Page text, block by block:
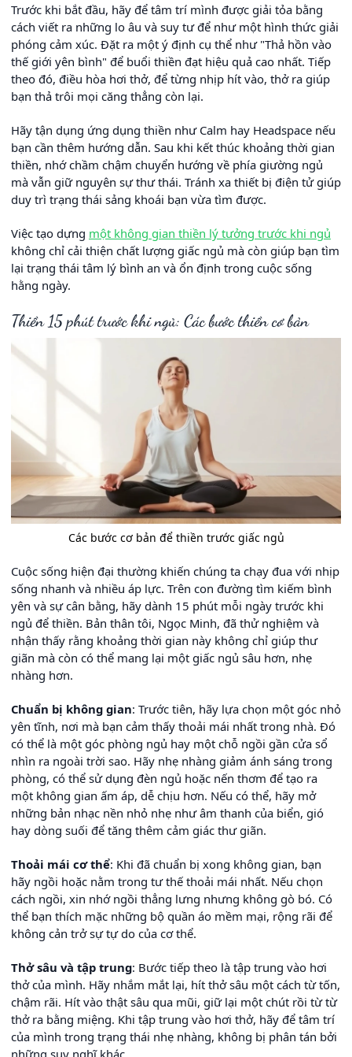
Trước khi bắt đầu, hãy để tâm trí mình được giải tỏa bằng
cách viết ra những lo âu và suy tư để như một hình thức giải
phóng cảm xúc. Đặt ra một ý định cụ thể như "Thả hồn vào
thế giới yên bình" để buổi thiền đạt hiệu quả cao nhất. Tiếp
theo đó, điều hòa hơi thở, để từng nhịp hít vào, thở ra giúp
bạn thả trôi mọi căng thẳng còn lại.
Hãy tận dụng ứng dụng thiền như Calm hay Headspace nếu
bạn cần thêm hướng dẫn. Sau khi kết thúc khoảng thời gian
thiền, nhớ chầm chậm chuyển hướng về phía giường ngủ
mà vẫn giữ nguyên sự thư thái. Tránh xa thiết bị điện tử giúp
duy trì trạng thái sảng khoái bạn vừa tìm được.
Việc tạo dựng một không gian thiền lý tưởng trước khi ngủ
không chỉ cải thiện chất lượng giấc ngủ mà còn giúp bạn tìm
lại trạng thái tâm lý bình an và ổn định trong cuộc sống
hằng ngày.
Thiền 15 phút trước khi ngủ: Các bước thiền cơ bản
Các bước cơ bản để thiền trước giấc ngủ
Cuộc sống hiện đại thường khiến chúng ta chạy đua với nhịp
sống nhanh và nhiều áp lực. Trên con đường tìm kiếm bình
yên và sự cân bằng, hãy dành 15 phút mỗi ngày trước khi
ngủ để thiền. Bản thân tôi, Ngọc Minh, đã thử nghiệm và
nhận thấy rằng khoảng thời gian này không chỉ giúp thư
giãn mà còn có thể mang lại một giấc ngủ sâu hơn, nhẹ
nhàng hơn.
Chuẩn bị không gian: Trước tiên, hãy lựa chọn một góc nhỏ
yên tĩnh, nơi mà bạn cảm thấy thoải mái nhất trong nhà. Đó
có thể là một góc phòng ngủ hay một chỗ ngồi gần cửa sổ
nhìn ra ngoài trời sao. Hãy nhẹ nhàng giảm ánh sáng trong
phòng, có thể sử dụng đèn ngủ hoặc nến thơm để tạo ra
một không gian ấm áp, dễ chịu hơn. Nếu có thể, hãy mở
những bản nhạc nền nhỏ nhẹ như âm thanh của biển, gió
hay dòng suối để tăng thêm cảm giác thư giãn.
Thoải mái cơ thể: Khi đã chuẩn bị xong không gian, bạn
hãy ngồi hoặc nằm trong tư thế thoải mái nhất. Nếu chọn
cách ngồi, xin nhớ ngồi thẳng lưng nhưng không gò bó. Có
thể bạn thích mặc những bộ quần áo mềm mại, rộng rãi để
không cản trở sự tự do của cơ thể.
Thở sâu và tập trung: Bước tiếp theo là tập trung vào hơi
thở của mình. Hãy nhắm mắt lại, hít thở sâu một cách từ tốn,
chậm rãi. Hít vào thật sâu qua mũi, giữ lại một chút rồi từ từ
thở ra bằng miệng. Khi tập trung vào hơi thở, hãy để tâm trí
của mình trong trạng thái nhẹ nhàng, không bị phân tán bởi
những suy nghĩ khác.